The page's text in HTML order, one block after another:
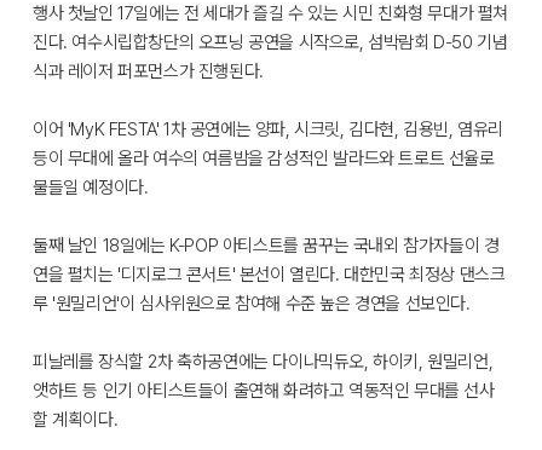
행사 첫날인 17일에는 전 세대가 즐길 수 있는 시민 친화형 무대가 펼쳐
진다. 여수시립합창단의 오프닝 공연을 시작으로, 섬박람회 D-50 기념
식과 레이저 퍼포먼스가 진행된다.
이어 'MyK FESTA' 1차 공연에는 양파, 시크릿, 김다현, 김용빈, 염유리
등이 무대에 올라 여수의 여름밤을 감성적인 발라드와 트로트 선율로
물들일 예정이다.
둘째 날인 18일에는 K-POP 아티스트를 꿈꾸는 국내외 참가자들이 경
연을 펼치는 '디지로그 콘서트' 본선이 열린다. 대한민국 최정상 댄스크
루 '원밀리언'이 심사위원으로 참여해 수준 높은 경연을 선보인다.
피날레를 장식할 2차 축하공연에는 다이나믹듀오, 하이키, 원밀리언,
앳하트 등 인기 아티스트들이 출연해 화려하고 역동적인 무대를 선사
할 계획이다.